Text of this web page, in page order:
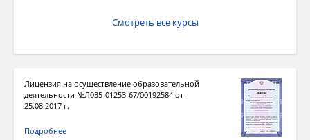
Смотреть все курсы
Лицензия на осуществление образовательной
деятельности №Л035-01253-67/00192584 от
25.08.2017 г.
Подробнее